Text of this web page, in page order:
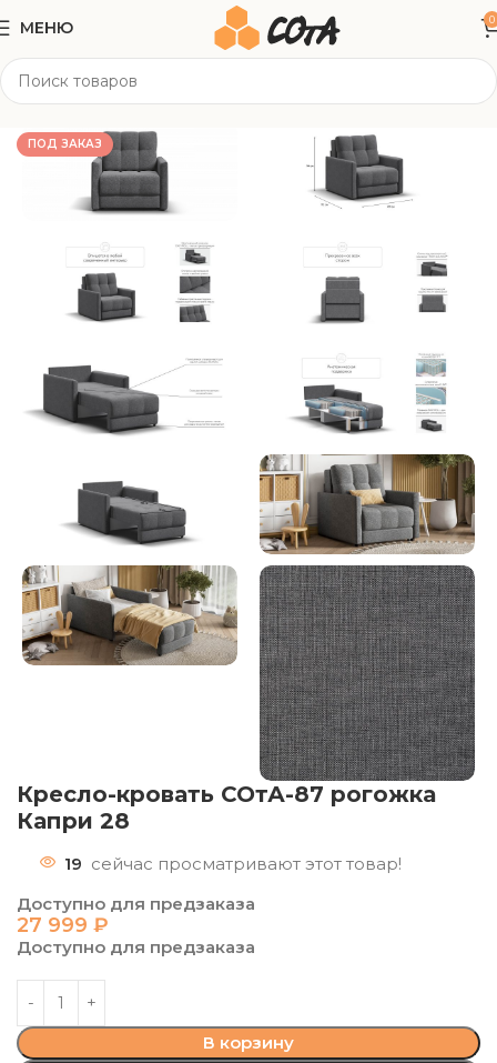
МЕНЮ 0
Мягкая мебель
ПОД ЗАКАЗ
Кресло-кровать СОтА-87 рогожка
Капри 28
19 сейчас просматривают этот товар!
Доступно для предзаказа
27 999 ₽
Доступно для предзаказа
В корзину